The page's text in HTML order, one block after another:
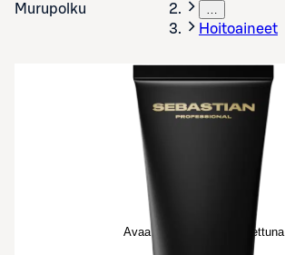
Murupolku …
Hoitoaineet
Avaa tuotekuva suurennettuna